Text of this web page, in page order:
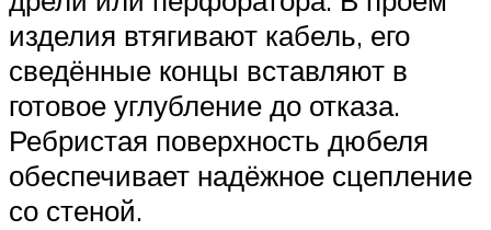
изделия втягивают кабель, его
сведённые концы вставляют в
готовое углубление до отказа.
Ребристая поверхность дюбеля
обеспечивает надёжное сцепление
со стеной.